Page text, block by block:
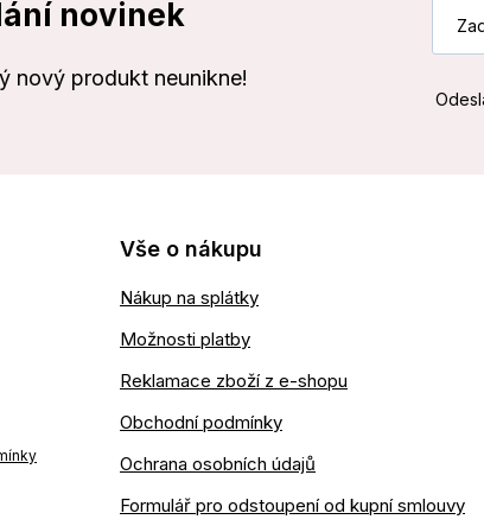
novinek
nový produkt neunikne!
Vše o nákupu
Nákup na splátky
Možnosti platby
Reklamace zboží z e-shopu
Obchodní podmínky
Ochrana osobních údajů
Formulář pro odstoupení od kupní smlouvy